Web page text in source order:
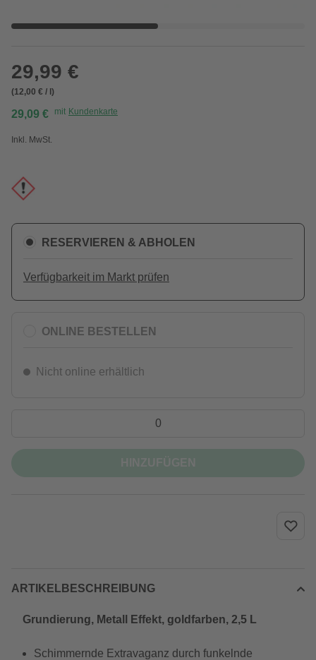
29,99 €
(12,00 € / l)
29,09 € mit Kundenkarte
Inkl. MwSt.
RESERVIEREN & ABHOLEN
Verfügbarkeit im Markt prüfen
ONLINE BESTELLEN
Nicht online erhältlich
ARTIKELBESCHREIBUNG
Grundierung, Metall Effekt, goldfarben, 2,5 L
Schimmernde Extravaganz durch funkelnde